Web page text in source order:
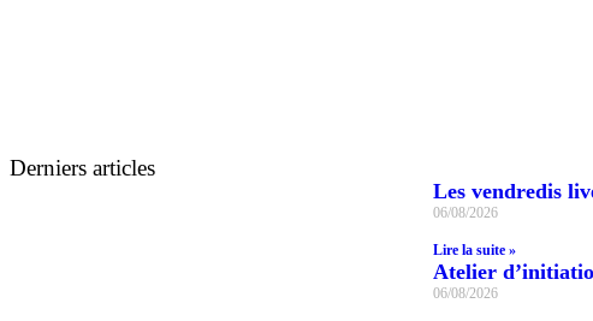
Derniers articles
Les vendredis
06/08/2026
Lire la suite »
Atelier
06/08/2026